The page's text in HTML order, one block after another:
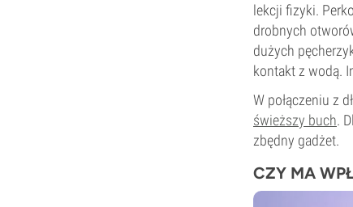
lekcji fizyki.
drobnych
dużych
kontakt z wodą.
W połączeniu z
świeższy buch.
zbędny gadżet.
CZY MA